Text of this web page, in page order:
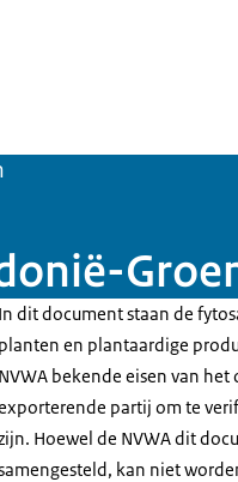
In dit document staan de
planten en plantaardige
NVWA bekende eisen van
partij om te
Hoewel de NVWA dit
kan niet